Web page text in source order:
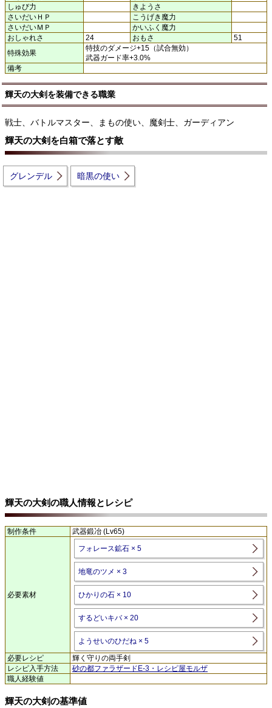
しゅび力
きようさ
さいだいＨＰ
こうげき魔力
さいだいＭＰ
かいふく魔力
おしゃれさ
24 おもさ
51
特殊効果
特技のダメージ+15（試合無効）
武器ガード率+3.0%
備考
輝天の大剣を装備できる職業
戦士、バトルマスター、まもの使い、魔剣士、ガーディアン
輝天の大剣を白箱で落とす敵
グレンデル 暗黒の使い
輝天の大剣の職人情報とレシピ
制作条件 武器鍛冶 (Lv65)
必要素材
フォレース鉱石 × 5
地竜のツメ × 3
ひかりの石 × 10
するどいキバ × 20
ようせいのひだね × 5
必要レシピ
輝く守りの両手剣
レシピ入手方法
砂の都ファラザードE-3・レシピ屋モルザ
職人経験値
輝天の大剣の基準値